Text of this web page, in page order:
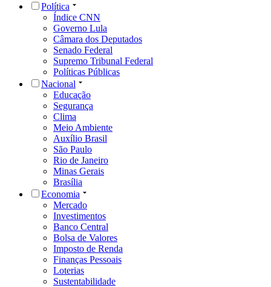
Política
Índice CNN
Governo Lula
Câmara dos Deputados
Senado Federal
Supremo Tribunal Federal
Políticas Públicas
Nacional
Educação
Segurança
Clima
Meio Ambiente
Auxílio Brasil
São Paulo
Rio de Janeiro
Minas Gerais
Brasília
Economia
Mercado
Investimentos
Banco Central
Bolsa de Valores
Imposto de Renda
Finanças Pessoais
Loterias
Sustentabilidade